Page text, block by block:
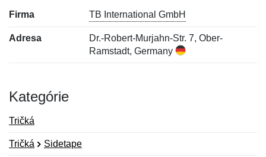
Firma TB International GmbH
Adresa
Dr.-Robert-Murjahn-Str. 7, Ober-
Ramstadt, Germany
Kategórie
Tričká
Tričká Sidetape